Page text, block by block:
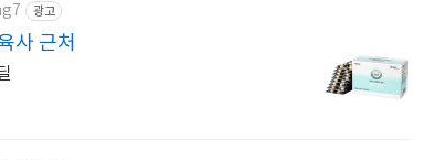
광고
사 근처